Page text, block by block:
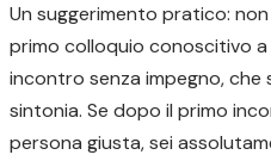
Un suggerimento pratico:
primo colloquio conoscitivo
incontro senza impegno, che
sintonia. Se dopo il primo
persona giusta, sei